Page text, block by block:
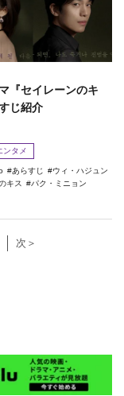
『セイレーンのキ
じ紹介
ンタメ
あらすじ
ウィ・ハジュン
キス
パク・ミニョン
次＞